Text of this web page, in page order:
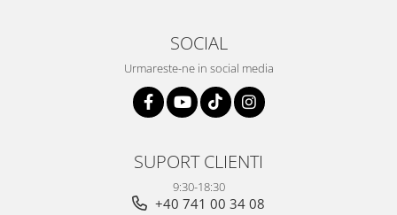
SOCIAL
Urmareste-ne in social media
SUPORT CLIENTI
9:30-18:30
+40 741 00 34 08